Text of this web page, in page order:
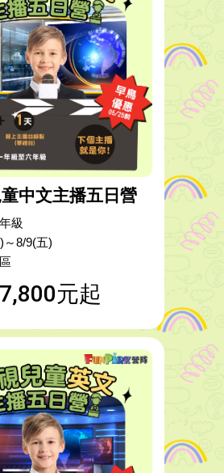
中文主播五日營
級
～8/9(五)
元起